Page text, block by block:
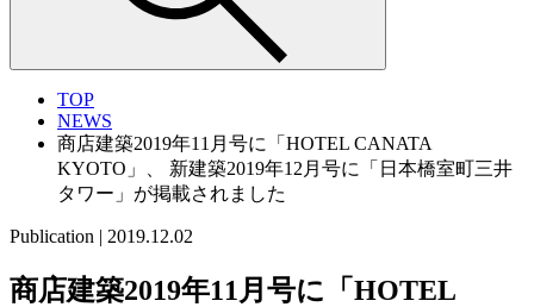
TOP
NEWS
商店建築2019年11月号に「HOTEL CANATA
KYOTO」、 新建築2019年12月号に「日本橋室町三井
タワー」が掲載されました
Publication | 2019.12.02
商店建築2019年11月号に「HOTEL